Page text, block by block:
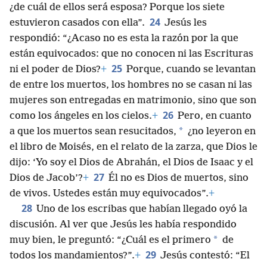
¿de cuál de ellos será esposa? Porque los siete
estuvieron casados con ella”. 24 Jesús les
respondió: “¿Acaso no es esta la razón por la que
están equivocados: que no conocen ni las Escrituras
ni el poder de Dios?+ 25 Porque, cuando se levantan
de entre los muertos, los hombres no se casan ni las
mujeres son entregadas en matrimonio, sino que son
como los ángeles en los cielos.+ 26 Pero, en cuanto
a que los muertos sean resucitados, * ¿no leyeron en
el libro de Moisés, en el relato de la zarza, que Dios le
dijo: ‘Yo soy el Dios de Abrahán, el Dios de Isaac y el
Dios de Jacob’?+ 27 Él no es Dios de muertos, sino
de vivos. Ustedes están muy equivocados”.+
28 Uno de los escribas que habían llegado oyó la
discusión. Al ver que Jesús les había respondido
muy bien, le preguntó: “¿Cuál es el primero * de
todos los mandamientos?”.+ 29 Jesús contestó: “El